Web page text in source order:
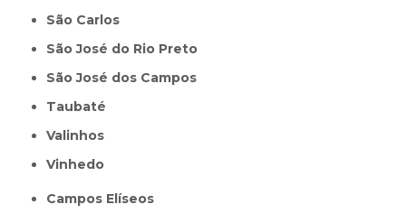
São Carlos
São José do Rio Preto
São José dos Campos
Taubaté
Valinhos
Vinhedo
Campos Elíseos